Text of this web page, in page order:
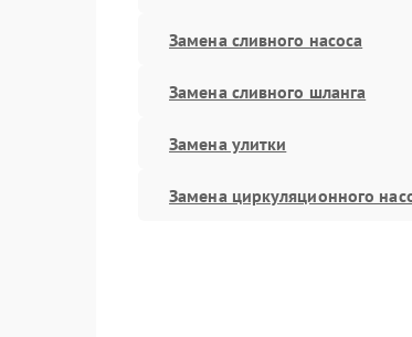
Замена сливного насоса
Замена сливного шланга
Замена улитки
Замена циркуляционного